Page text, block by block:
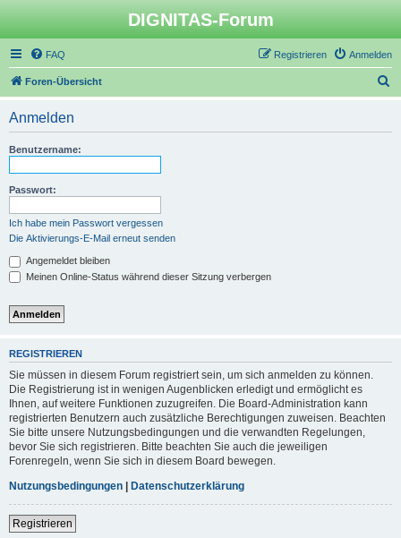
DIGNITAS-Forum
FAQ Anmelden
Registrieren
Foren-Übersicht
Anmelden
Benutzername:
Passwort:
Ich habe mein Passwort vergessen
Die Aktivierungs-E-Mail erneut senden
Angemeldet bleiben
Meinen Online-Status während dieser Sitzung verbergen
REGISTRIEREN
Sie müssen in diesem Forum registriert sein, um sich anmelden zu können.
Die Registrierung ist in wenigen Augenblicken erledigt und ermöglicht es
Ihnen, auf weitere Funktionen zuzugreifen. Die Board-Administration kann
registrierten Benutzern auch zusätzliche Berechtigungen zuweisen. Beachten
Sie bitte unsere Nutzungsbedingungen und die verwandten Regelungen,
bevor Sie sich registrieren. Bitte beachten Sie auch die jeweiligen
Forenregeln, wenn Sie sich in diesem Board bewegen.
Nutzungsbedingungen | Datenschutzerklärung
Registrieren